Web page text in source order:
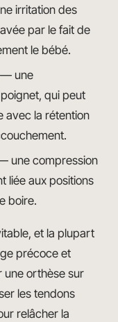
irritation des
par le fait de
le bébé.
— une
qui peut
avec la rétention
une compression
liée aux positions
boire.
et la plupart
précoce et
une orthèse sur
les tendons
relâcher la